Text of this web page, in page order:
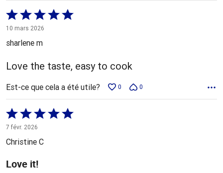
Coté
5 sur
10 mars 2026
sharlene m
Love the taste, easy to cook
Est-ce que cela a été utile? 0 0
Coté
5 sur
5
7 févr. 2026
Christine C
Love it!